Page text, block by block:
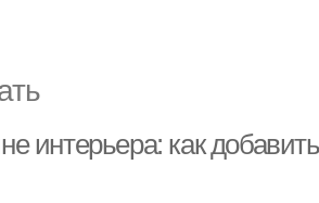
интерьера: как